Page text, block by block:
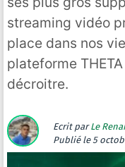
streaming vidéo
place dans nos
plateforme
décroitre.
Ecrit parLe
Publié le 5